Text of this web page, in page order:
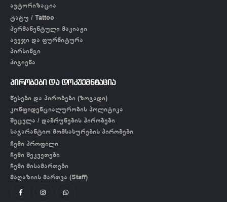
ავტორიზაცია
ტატუ / Tattoo
პერმანენტული მაკიაჟი
ავეჯი და ფურნიტურა
პირსინგი
ჰიგიენა
პირობები და დოკუემნტაცია
წესები და პირობები (ზოგადი)
კონფიდენციალურობის პოლიტიკა
შეცვლა / დაბრუნების პირობები
საგარანტიო მომსახურების პირობები
ჩემი პროფილი
ჩემი შეკვეთები
ჩემი მისამართები
მაღაზიის მართვა (Staff)